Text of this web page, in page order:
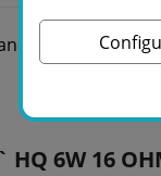
calidad de
6W 16